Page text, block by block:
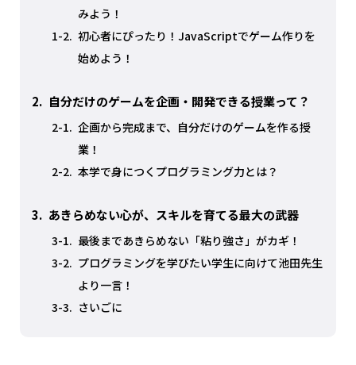
みよう！
1-2. 初心者にぴったり！JavaScriptでゲーム作りを
始めよう！
2. 自分だけのゲームを企画・開発できる授業って？
2-1. 企画から完成まで、自分だけのゲームを作る授
業！
2-2. 本学で身につくプログラミング力とは？
3. あきらめない心が、スキルを育てる最大の武器
3-1. 最後まであきらめない「粘り強さ」がカギ！
3-2. プログラミングを学びたい学生に向けて池田先生
より一言！
3-3. さいごに